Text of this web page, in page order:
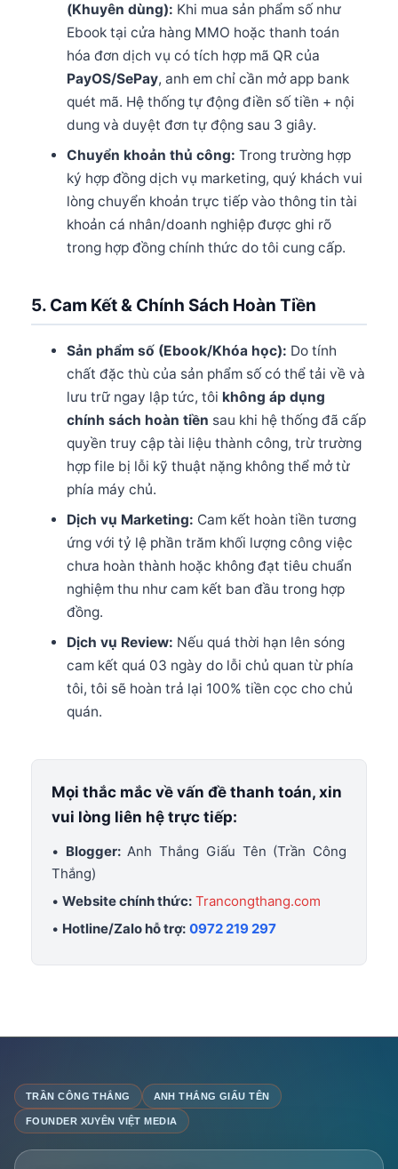
(Khuyên dùng): Khi mua sản phẩm số như
Ebook tại cửa hàng MMO hoặc thanh toán
hóa đơn dịch vụ có tích hợp mã QR của
PayOS/SePay, anh em chỉ cần mở app bank
quét mã. Hệ thống tự động điền số tiền + nội
dung và duyệt đơn tự động sau 3 giây.
Chuyển khoản thủ công: Trong trường hợp
ký hợp đồng dịch vụ marketing, quý khách vui
lòng chuyển khoản trực tiếp vào thông tin tài
khoản cá nhân/doanh nghiệp được ghi rõ
trong hợp đồng chính thức do tôi cung cấp.
5. Cam Kết & Chính Sách Hoàn Tiền
Sản phẩm số (Ebook/Khóa học): Do tính
chất đặc thù của sản phẩm số có thể tải về và
lưu trữ ngay lập tức, tôi không áp dụng
chính sách hoàn tiền sau khi hệ thống đã cấp
quyền truy cập tài liệu thành công, trừ trường
hợp file bị lỗi kỹ thuật nặng không thể mở từ
phía máy chủ.
Dịch vụ Marketing: Cam kết hoàn tiền tương
ứng với tỷ lệ phần trăm khối lượng công việc
chưa hoàn thành hoặc không đạt tiêu chuẩn
nghiệm thu như cam kết ban đầu trong hợp
đồng.
Dịch vụ Review: Nếu quá thời hạn lên sóng
cam kết quá 03 ngày do lỗi chủ quan từ phía
tôi, tôi sẽ hoàn trả lại 100% tiền cọc cho chủ
quán.
Mọi thắc mắc về vấn đề thanh toán, xin
vui lòng liên hệ trực tiếp:
• Blogger:Anh Thắng Giấu Tên (Trần Công
Thắng)
• Website chính thức: Trancongthang.com
• Hotline/Zalo hỗ trợ: 0972 219 297
TRẦN CÔNG THẮNG ANH THẮNG GIẤU TÊN
FOUNDER XUYÊN VIỆT MEDIA